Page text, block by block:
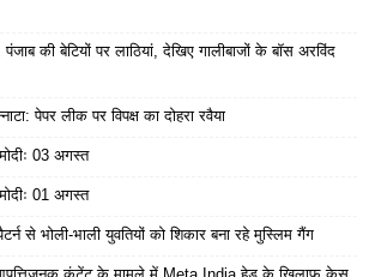
की बेटियों पर लाठियां, देखिए गालीबाजों के बॉस अरविंद
पेपर लीक पर विपक्ष का दोहरा रवैया
03 अगस्त
01 अगस्त
से भोली-भाली युवतियों को शिकार बना रहे मुस्लिम गैंग